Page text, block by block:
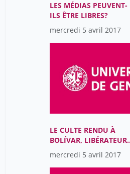
LES MÉDIAS PEUVENT-
ILS ÊTRE LIBRES?
mercredi 5 avril 2017
LE CULTE RENDU À
BOLÍVAR, LIBÉRATEUR
DE L’AMÉRIQUE LATINE
mercredi 5 avril 2017